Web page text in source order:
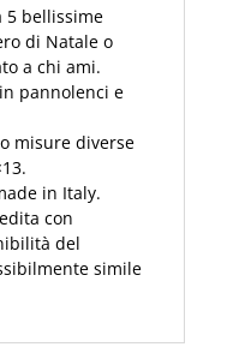
5 bellissime
di Natale o
a chi ami.
pannolenci e
misure diverse
in Italy.
con
del
simile